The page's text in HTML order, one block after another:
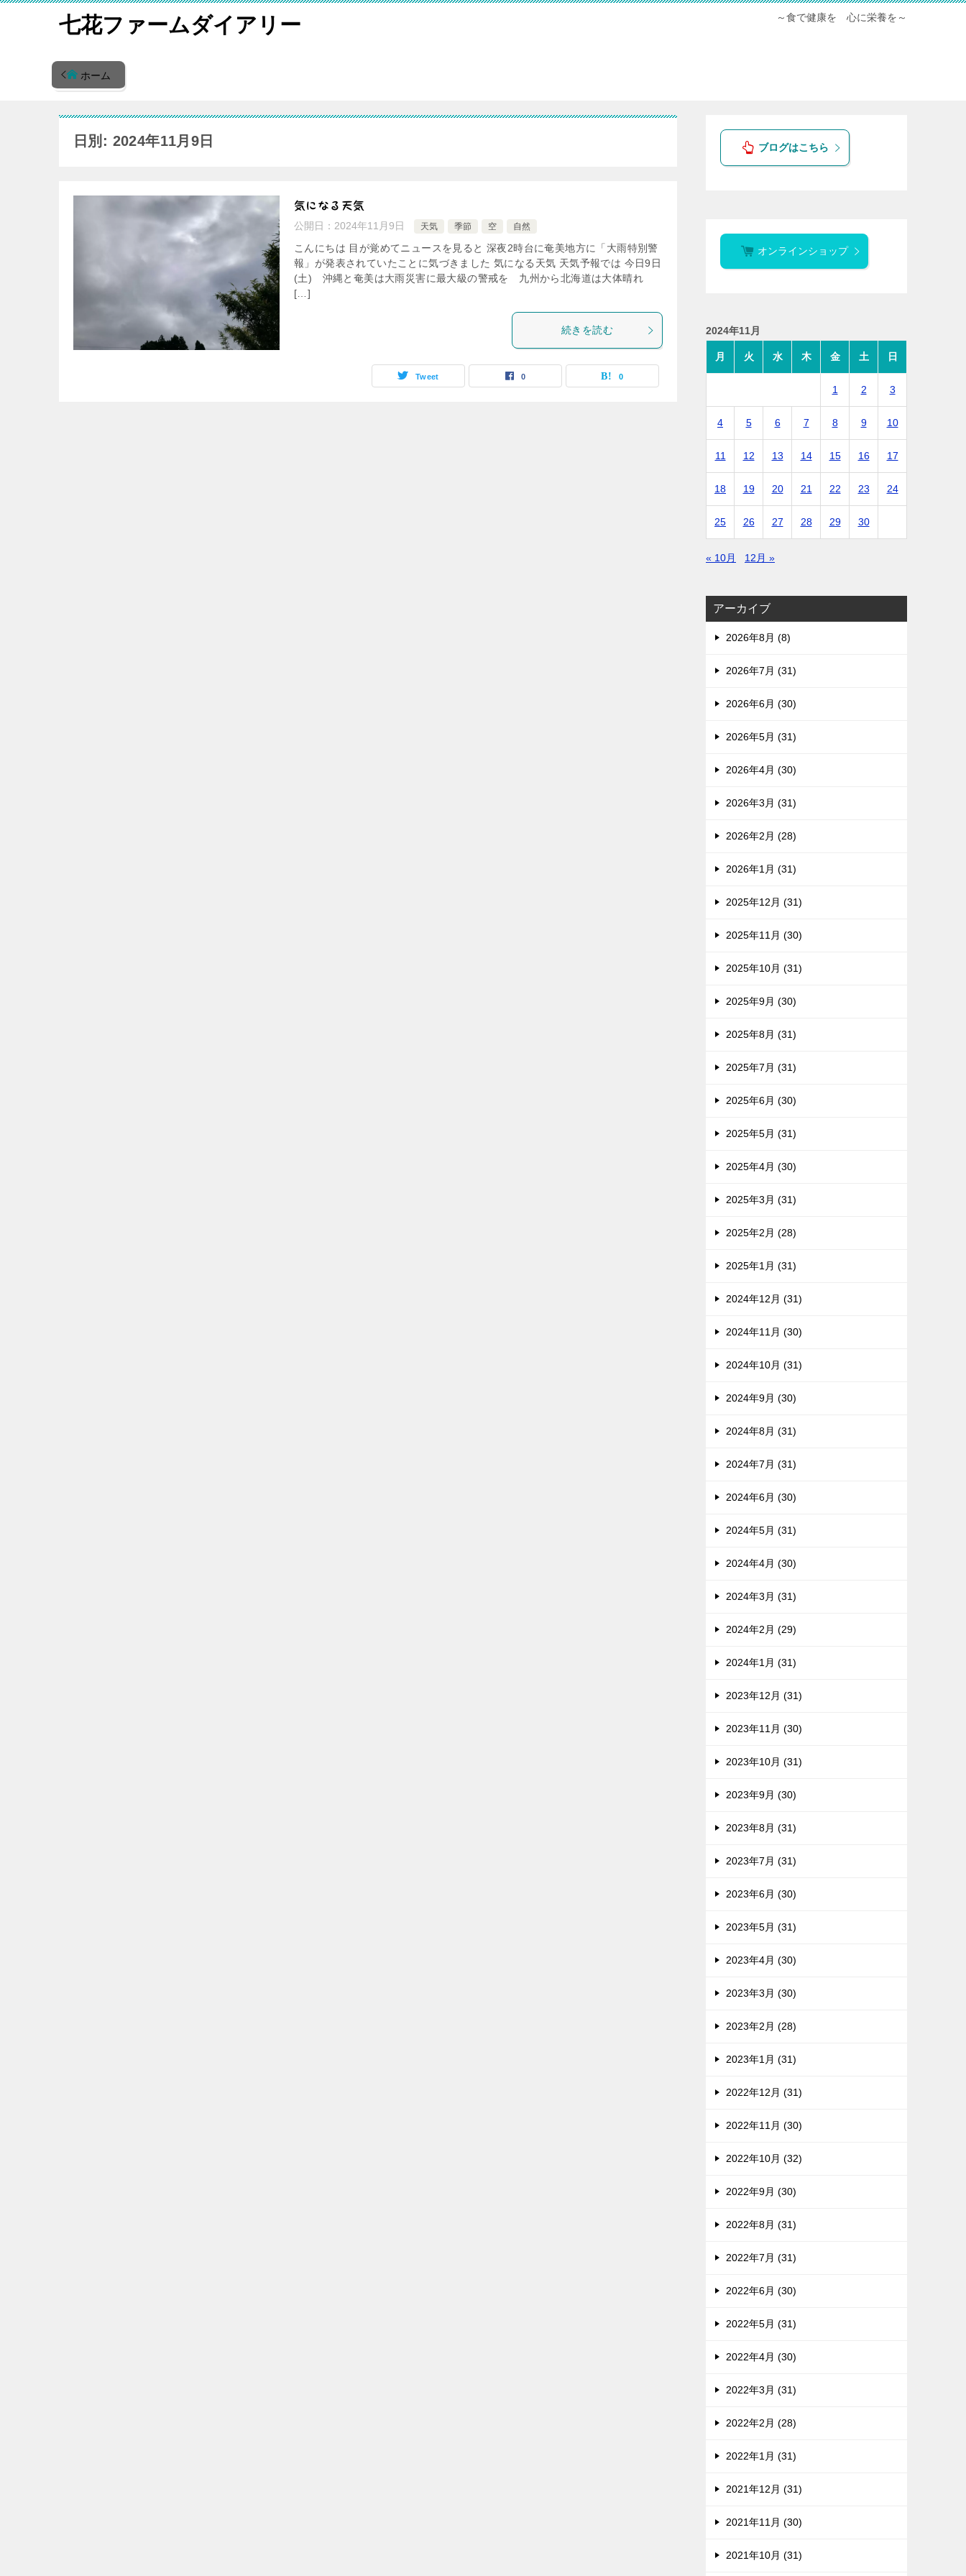
七花ファームダイアリー ～食で健康を 心に栄養を～
ホーム
日別: 2024年11月9日
気になる天気
公開日： 2024年11月9日 天気 季節 空 自然
こんにちは 目が覚めてニュースを見ると 深夜2時台に奄美地方に「大雨特別警
報」が発表されていたことに気づきました 気になる天気 天気予報では 今日9日
(土) 沖縄と奄美は大雨災害に最大級の警戒を 九州から北海道は大体晴れ
[…]
続きを読む
Tweet 0 0
ブログはこちら
オンラインショップ
2024年11月
月 火 水 木 金 土 日
1 2 3
4 5 6 7 8 9 10
11 12 13 14 15 16 17
18 19 20 21 22 23 24
25 26 27 28 29 30
« 10月 12月 »
アーカイブ
2026年8月 (8)
2026年7月 (31)
2026年6月 (30)
2026年5月 (31)
2026年4月 (30)
2026年3月 (31)
2026年2月 (28)
2026年1月 (31)
2025年12月 (31)
2025年11月 (30)
2025年10月 (31)
2025年9月 (30)
2025年8月 (31)
2025年7月 (31)
2025年6月 (30)
2025年5月 (31)
2025年4月 (30)
2025年3月 (31)
2025年2月 (28)
2025年1月 (31)
2024年12月 (31)
2024年11月 (30)
2024年10月 (31)
2024年9月 (30)
2024年8月 (31)
2024年7月 (31)
2024年6月 (30)
2024年5月 (31)
2024年4月 (30)
2024年3月 (31)
2024年2月 (29)
2024年1月 (31)
2023年12月 (31)
2023年11月 (30)
2023年10月 (31)
2023年9月 (30)
2023年8月 (31)
2023年7月 (31)
2023年6月 (30)
2023年5月 (31)
2023年4月 (30)
2023年3月 (30)
2023年2月 (28)
2023年1月 (31)
2022年12月 (31)
2022年11月 (30)
2022年10月 (32)
2022年9月 (30)
2022年8月 (31)
2022年7月 (31)
2022年6月 (30)
2022年5月 (31)
2022年4月 (30)
2022年3月 (31)
2022年2月 (28)
2022年1月 (31)
2021年12月 (31)
2021年11月 (30)
2021年10月 (31)